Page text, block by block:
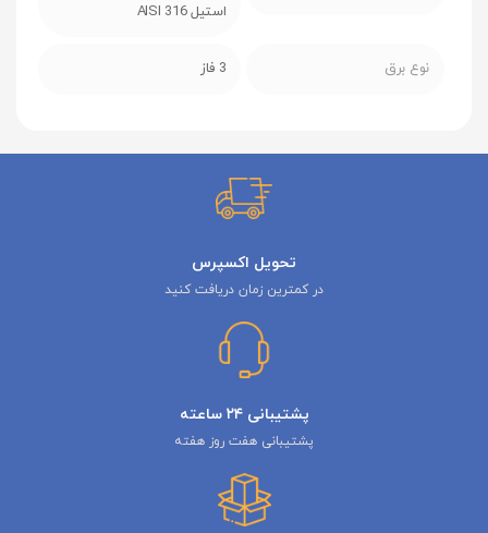
استیل AISI 316
نوع برق 3 فاز
تحویل اکسپرس
در کمترین زمان دریافت کنید
پشتیبانی ۲۴ ساعته
پشتیبانی هفت روز هفته